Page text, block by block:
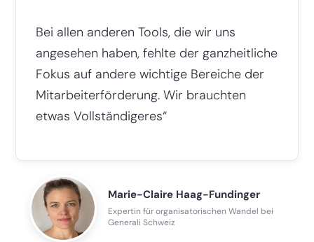
Bei allen anderen Tools, die wir uns
angesehen haben, fehlte der ganzheitliche
Fokus auf andere wichtige Bereiche der
Mitarbeiterförderung. Wir brauchten
etwas Vollständigeres“
Marie-Claire Haag-Fundinger
Expertin für organisatorischen Wandel bei
Generali Schweiz